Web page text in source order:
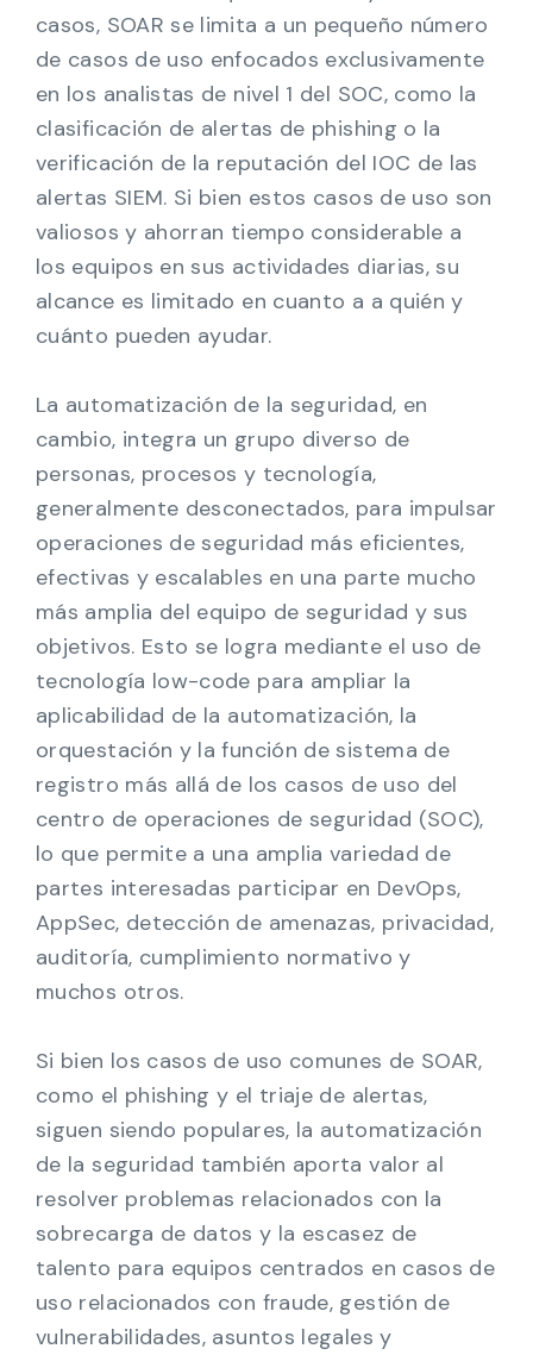
casos, SOAR se limita a un pequeño número
de casos de uso enfocados exclusivamente
en los analistas de nivel 1 del SOC, como la
clasificación de alertas de phishing o la
verificación de la reputación del IOC de las
alertas SIEM. Si bien estos casos de uso son
valiosos y ahorran tiempo considerable a
los equipos en sus actividades diarias, su
alcance es limitado en cuanto a a quién y
cuánto pueden ayudar.
La automatización de la seguridad, en
cambio, integra un grupo diverso de
personas, procesos y tecnología,
generalmente desconectados, para impulsar
operaciones de seguridad más eficientes,
efectivas y escalables en una parte mucho
más amplia del equipo de seguridad y sus
objetivos. Esto se logra mediante el uso de
tecnología low-code para ampliar la
aplicabilidad de la automatización, la
orquestación y la función de sistema de
registro más allá de los casos de uso del
centro de operaciones de seguridad (SOC),
lo que permite a una amplia variedad de
partes interesadas participar en DevOps,
AppSec, detección de amenazas, privacidad,
auditoría, cumplimiento normativo y
muchos otros.
Si bien los casos de uso comunes de SOAR,
como el phishing y el triaje de alertas,
siguen siendo populares, la automatización
de la seguridad también aporta valor al
resolver problemas relacionados con la
sobrecarga de datos y la escasez de
talento para equipos centrados en casos de
uso relacionados con fraude, gestión de
vulnerabilidades, asuntos legales y